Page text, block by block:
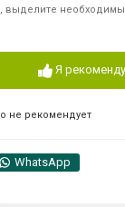
выделите
Я
не рекомендует
WhatsApp